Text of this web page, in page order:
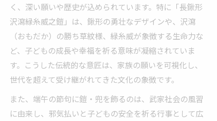
く、深い願いや歴史が込められています。特に「長鍬形
沢瀉緑糸威之鎧」は、鍬形の勇壮なデザインや、沢瀉
（おもだか）の勝ち草紋様、緑糸威が象徴する生命力な
ど、子どもの成長や幸福を祈る意味が凝縮されていま
す。こうした伝統的な意匠は、家族の願いを可視化し、
世代を超えて受け継がれてきた文化の象徴です。
また、端午の節句に鎧・兜を飾るのは、武家社会の風習
に由来し、邪気払いと子どもの安全を祈る行事として広